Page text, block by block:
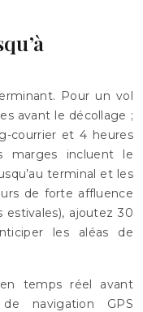
Pour un vol
avant le décollage ;
courrier et 4 heures
marges incluent le
terminal et les
de forte affluence
estivales), ajoutez 30
les aléas de
temps réel avant
navigation GPS